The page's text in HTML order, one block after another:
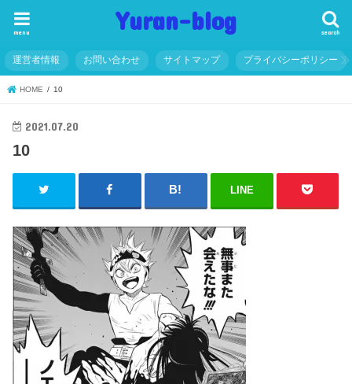
Yuran-blog search
menu
運営者情報 お問い合わせ サイトマップ プライバシーポリシー
HOME 10
2021.07.20
10
LINE